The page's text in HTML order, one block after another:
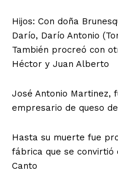
Hijos: Con doña
Darío, Darío Antonio
También procreó con
Héctor y Juan Alberto
José Antonio Martinez,
empresario de queso
Hasta su muerte fue
fábrica que se convirtió
Canto